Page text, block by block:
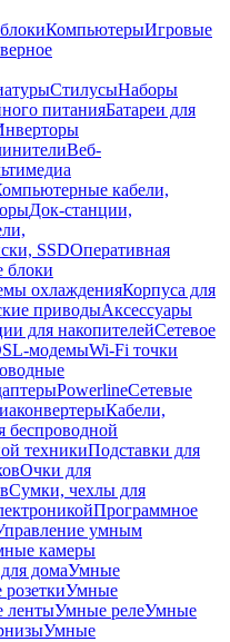
КомпьютерыИгровые
СтилусыНаборы
питанияБатареи для
Веб-
кабели,
Док-станции,
SSDОперативная
блоки
охлажденияКорпуса для
приводыАксессуары
для накопителейСетевое
модемыWi-Fi точки
PowerlineСетевые
Кабели,
беспроводной
техникиПодставки для
Очки для
Сумки, чехлы для
Программное
умным
камеры
домаУмные
Умные
лентыУмные релеУмные
Умные